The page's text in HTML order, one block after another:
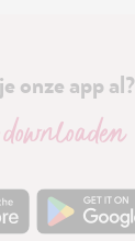
onze app al?